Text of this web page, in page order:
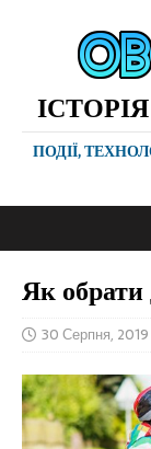
ПОДІЇ,
Як обрати
30 Серпня, 2019